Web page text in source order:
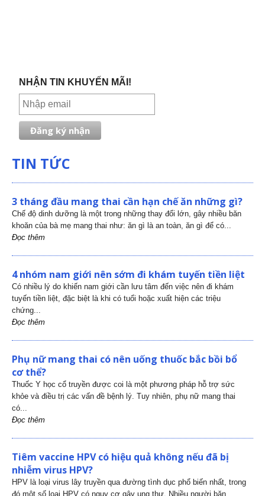
NHẬN TIN KHUYẾN MÃI!
TIN TỨC
3 tháng đầu mang thai cần hạn chế ăn những gì?
Chế độ dinh dưỡng là một trong những thay đổi lớn, gây nhiều băn
khoăn của bà mẹ mang thai như: ăn gì là an toàn, ăn gì để có...
Đọc thêm
4 nhóm nam giới nên sớm đi khám tuyến tiền liệt
Có nhiều lý do khiến nam giới cần lưu tâm đến việc nên đi khám
tuyến tiền liệt, đặc biệt là khi có tuổi hoặc xuất hiện các triệu
chứng...
Đọc thêm
Phụ nữ mang thai có nên uống thuốc bắc bồi bổ
cơ thể?
Thuốc Y học cổ truyền được coi là một phương pháp hỗ trợ sức
khỏe và điều trị các vấn đề bệnh lý. Tuy nhiên, phụ nữ mang thai
có...
Đọc thêm
Tiêm vaccine HPV có hiệu quả không nếu đã bị
nhiễm virus HPV?
HPV là loại virus lây truyền qua đường tình dục phổ biến nhất, trong
đó một số loại HPV có nguy cơ gây ung thư. Nhiều người băn